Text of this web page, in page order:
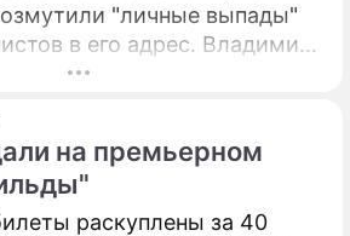
"личные выпады"
в его адрес. Владимир
"закопать" КПРФ и
на премьерном
раскуплены за 40